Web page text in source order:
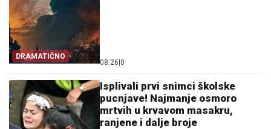
DRAMATIČNO
08:26 0
Isplivali prvi snimci školske
pucnjave! Najmanje osmoro
mrtvih u krvavom masakru,
ranjene i dalje broje